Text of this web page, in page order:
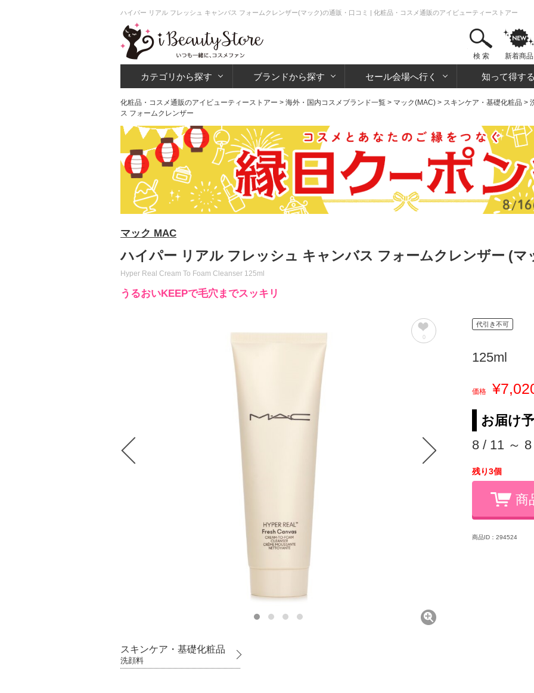
ハイパー リアル フレッシュ キャンバス フォームクレンザー(マック)の通販・口コミ | 化粧品・コスメ通販のアイビューティーストアー
検 索 新着商品
カテゴリから探す ブランドから探す セール会場へ行く 知って得する
化粧品・コスメ通販のアイビューティーストアー > 海外・国内コスメブランド一覧 > マック(MAC) > スキンケア・基礎化粧品 >
ス フォームクレンザー
マック MAC
ハイパー リアル フレッシュ キャンバス フォームクレンザー (マ
Hyper Real Cream To Foam Cleanser 125ml
うるおいKEEPで毛穴までスッキリ
0
スキンケア・基礎化粧品
洗顔料
代引き不可
125ml
価格
お届け
8 / 11 ～
残り3個
商
商品ID：294524